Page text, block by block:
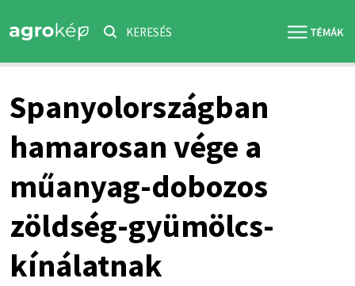
KERESÉS
Spanyolországban
hamarosan vége a
műanyag-dobozos
zöldség-gyümölcs-
kínálatnak